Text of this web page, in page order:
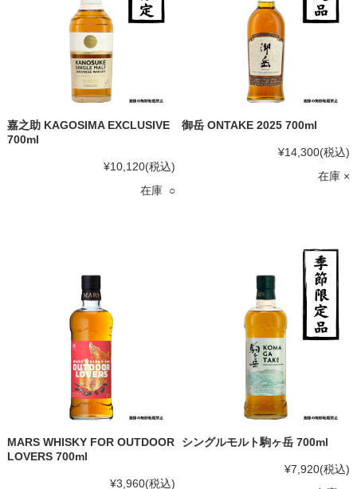
嘉之助 KAGOSIMA EXCLUSIVE
700ml
¥10,120(税込)
在庫 ○
御岳 ONTAKE 2025 700ml
¥14,300(税込)
在庫 ×
MARS WHISKY FOR OUTDOOR
LOVERS 700ml
¥3,960(税込)
シングルモルト駒ヶ岳 700ml
¥7,920(税込)